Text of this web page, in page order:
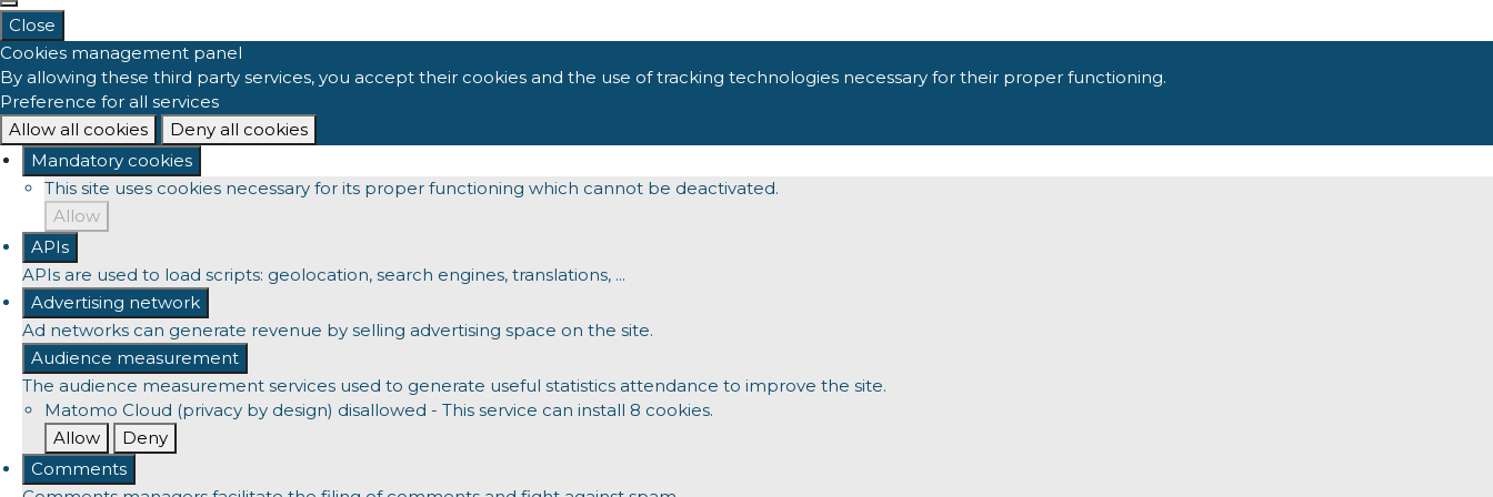
Close
Cookies management panel
By allowing these third party services, you accept their cookies and the use of tracking technologies necessary for their proper functioning.
Preference for all services
Allow all cookies
Deny all cookies
Mandatory cookies
This site uses cookies necessary for its proper functioning which cannot be deactivated.
Allow
APIs
APIs are used to load scripts: geolocation, search engines, translations, ...
Advertising network
Ad networks can generate revenue by selling advertising space on the site.
Audience measurement
The audience measurement services used to generate useful statistics attendance to improve the site.
Matomo Cloud (privacy by design) disallowed - This service can install 8 cookies.
Allow
Deny
Comments